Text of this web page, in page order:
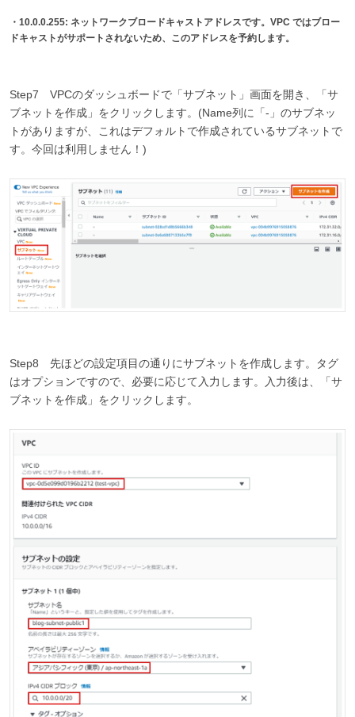
・10.0.0.255: ネットワークブロードキャストアドレスです。VPC ではブロー
ドキャストがサポートされないため、このアドレスを予約します。
Step7 VPCのダッシュボードで「サブネット」画面を開き、「サ
ブネットを作成」をクリックします。(Name列に「-」のサブネッ
トがありますが、これはデフォルトで作成されているサブネットで
す。今回は利用しません！)
Step8 先ほどの設定項目の通りにサブネットを作成します。タグ
はオプションですので、必要に応じて入力します。入力後は、「サ
ブネットを作成」をクリックします。